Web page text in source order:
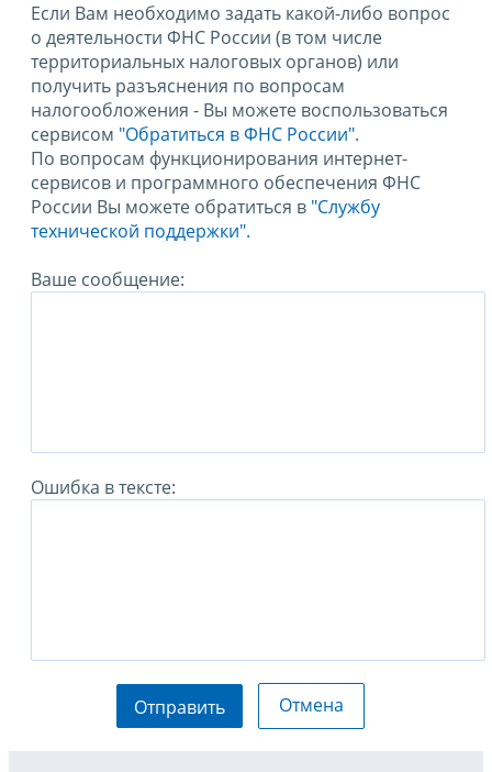
Если Вам необходимо задать какой-либо вопрос
о деятельности ФНС России (в том числе
территориальных налоговых органов) или
получить разъяснения по вопросам
налогообложения - Вы можете воспользоваться
сервисом "Обратиться в ФНС России".
По вопросам функционирования интернет-
сервисов и программного обеспечения ФНС
России Вы можете обратиться в "Службу
технической поддержки".
Ваше сообщение:
Ошибка в тексте:
Отправить Отмена